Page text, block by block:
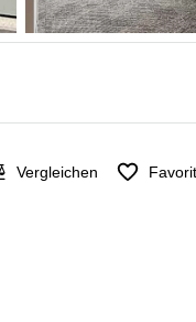
Vergleichen Favorit